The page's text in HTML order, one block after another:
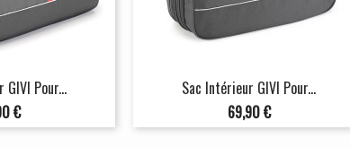
Pour...
€
Sac Intérieur GIVI Pour...
Prix
69,90 €